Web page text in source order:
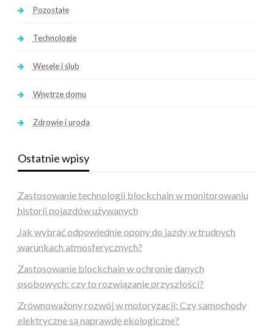
Pozostałe
Technologie
Wesele i ślub
Wnętrze domu
Zdrowie i uroda
Ostatnie wpisy
Zastosowanie technologii blockchain w monitorowaniu
historii pojazdów używanych
Jak wybrać odpowiednie opony do jazdy w trudnych
warunkach atmosferycznych?
Zastosowanie blockchain w ochronie danych
osobowych: czy to rozwiązanie przyszłości?
Zrównoważony rozwój w motoryzacji: Czy samochody
elektryczne są naprawdę ekologiczne?